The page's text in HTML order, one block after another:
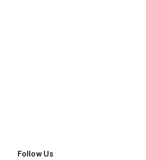
Follow Us